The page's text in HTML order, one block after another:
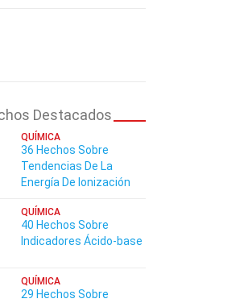
Destacados
QUÍMICA
36 Hechos Sobre
Tendencias De La
Energía De Ionización
QUÍMICA
40 Hechos Sobre
Indicadores Ácido-base
QUÍMICA
29 Hechos Sobre